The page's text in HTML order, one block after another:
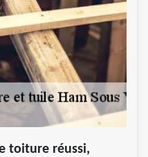
toiture réussi,